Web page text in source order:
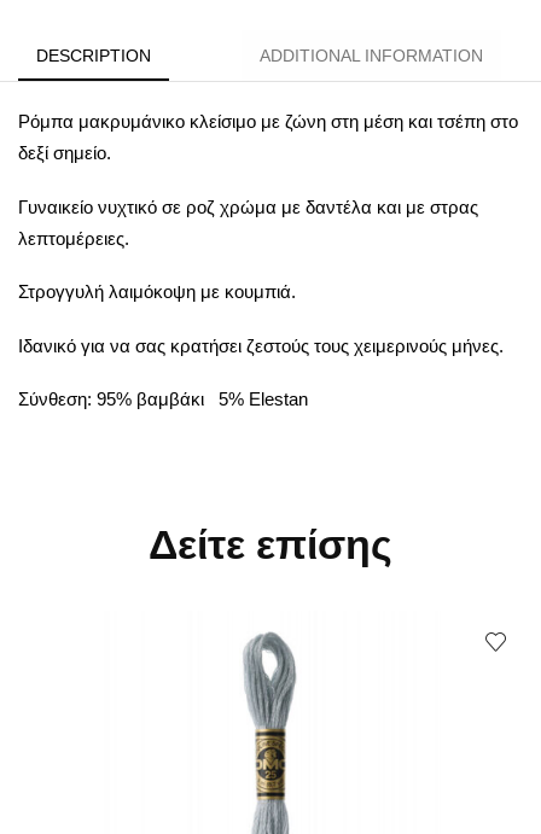
DESCRIPTION ADDITIONAL INFORMATION
Ρόμπα μακρυμάνικο κλείσιμο με ζώνη στη μέση και τσέπη στο
δεξί σημείο.
Γυναικείο νυχτικό σε ροζ χρώμα με δαντέλα και με στρας
λεπτομέρειες.
Στρογγυλή λαιμόκοψη με κουμπιά.
Ιδανικό για να σας κρατήσει ζεστούς τους χειμερινούς μήνες.
Σύνθεση: 95% βαμβάκι 5% Elestan
Δείτε επίσης